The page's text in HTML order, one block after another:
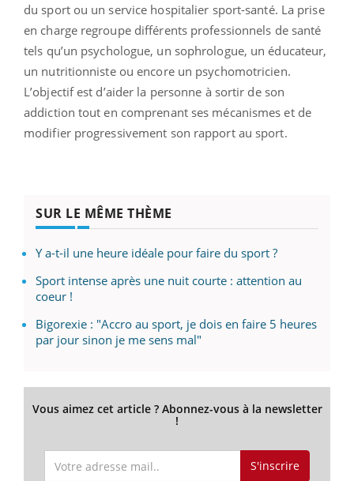
du sport ou un service hospitalier sport-santé. La prise
en charge regroupe différents professionnels de santé
tels qu’un psychologue, un sophrologue, un éducateur,
un nutritionniste ou encore un psychomotricien.
L’objectif est d’aider la personne à sortir de son
addiction tout en comprenant ses mécanismes et de
modifier progressivement son rapport au sport.
SUR LE MÊME THÈME
Y a-t-il une heure idéale pour faire du sport ?
Sport intense après une nuit courte : attention au
coeur !
Bigorexie : "Accro au sport, je dois en faire 5 heures
par jour sinon je me sens mal"
Vous aimez cet article ? Abonnez-vous à la newsletter
!
S'inscrire